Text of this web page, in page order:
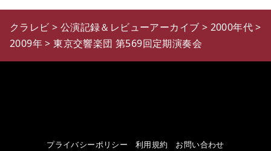
クラレビ > 公演記録＆レビューアーカイブ > 2000年代>
2009年>東京交響楽団 第569回定期演奏会
プライバシーポリシー 利用規約 お問い合わせ